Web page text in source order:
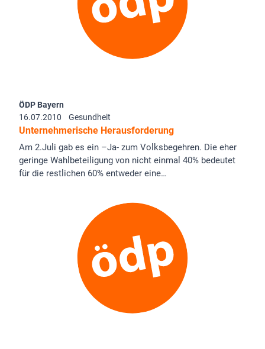
ÖDP Bayern
16.07.2010
Gesundheit
Unternehmerische Herausforderung
Am 2.Juli gab es ein –Ja- zum Volksbegehren. Die eher
geringe Wahlbeteiligung von nicht einmal 40% bedeutet
für die restlichen 60% entweder eine…